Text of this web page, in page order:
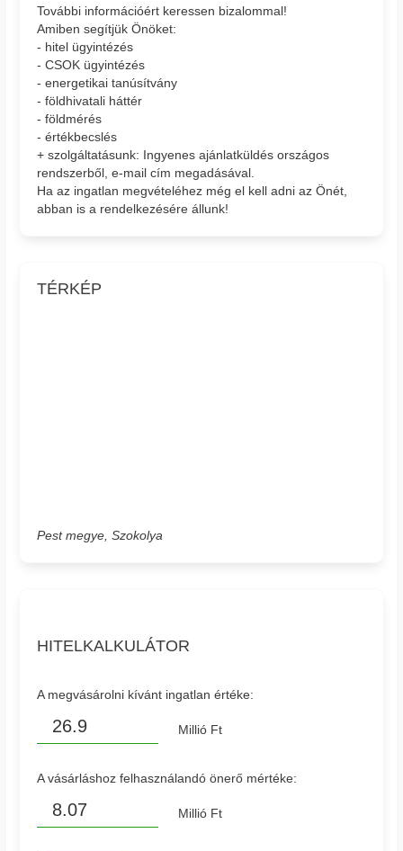
További információért keressen bizalommal!
Amiben segítjük Önöket:
- hitel ügyintézés
- CSOK ügyintézés
- energetikai tanúsítvány
- földhivatali háttér
- földmérés
- értékbecslés
+ szolgáltatásunk: Ingyenes ajánlatküldés országos
rendszerből, e-mail cím megadásával.
Ha az ingatlan megvételéhez még el kell adni az Önét,
abban is a rendelkezésére állunk!
TÉRKÉP
Pest megye, Szokolya
HITELKALKULÁTOR
A megvásárolni kívánt ingatlan értéke:
Millió Ft
A vásárláshoz felhasználandó önerő mértéke:
Millió Ft